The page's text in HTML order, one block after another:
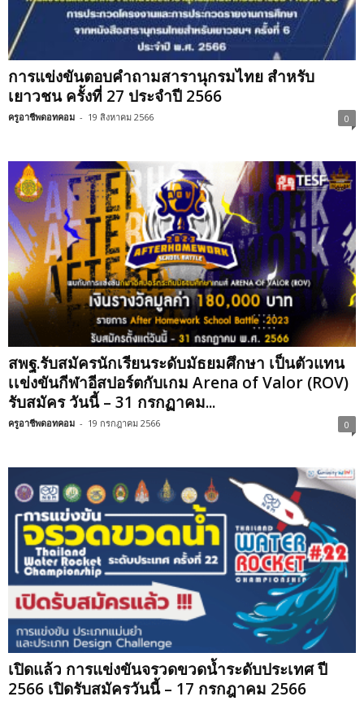
การแข่งขันตอบคำถามสารานุกรมไทย สำหรับ
เยาวชน ครั้งที่ 27 ประจำปี 2566
ครูอาชีพดอทคอม - 19 สิงหาคม 2566 0
สพฐ.รับสมัครนักเรียนระดับมัธยมศึกษา เป็นตัวแทน
เเข่งขันกีฬาอีสปอร์ตกับเกม Arena of Valor (ROV)
รับสมัคร วันนี้ – 31 กรกฏาคม...
ครูอาชีพดอทคอม - 19 กรกฎาคม 2566 0
เปิดแล้ว การแข่งขันจรวดขวดน้ำระดับประเทศ ปี
2566 เปิดรับสมัครวันนี้ – 17 กรกฎาคม 2566